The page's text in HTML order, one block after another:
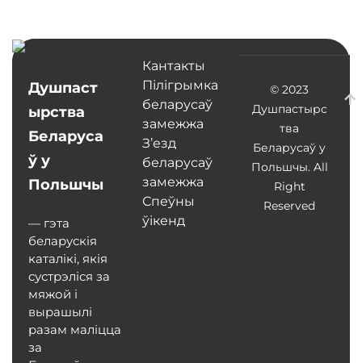
Душпаст
ырства
Беларуса
ў у
Польшчы
— гэта
беларускія
каталікі, якія
сустрэліся за
мяжой і
вырашылі
разам маліцца
за
Кантакты
Пілігрымка
беларусаў
замежжа
З’езд
беларусаў
замежжа
Спеўны
ўікенд
© 2023
Душпастырс
тва
Беларусаў у
Польшчы. All
Right
Reserved